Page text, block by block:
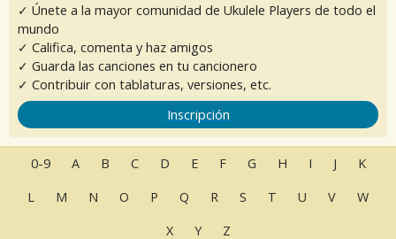
✓ Únete a la mayor comunidad de Ukulele Players de todo el
mundo
✓ Califica, comenta y haz amigos
✓ Guarda las canciones en tu cancionero
✓ Contribuir con tablaturas, versiones, etc.
Inscripción
0-9 A B C D E F G H I J
K
L
M N O P Q R S T U V
W
X
Y Z